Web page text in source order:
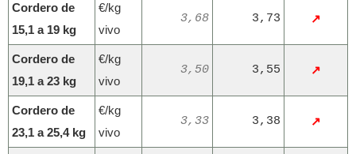
Cordero de
15,1 a 19 kg
€/kg
vivo
3,68 3,73 ↗
Cordero de
19,1 a 23 kg
€/kg
vivo
3,50 3,55 ↗
Cordero de
23,1 a 25,4 kg
€/kg
vivo
3,33 3,38 ↗